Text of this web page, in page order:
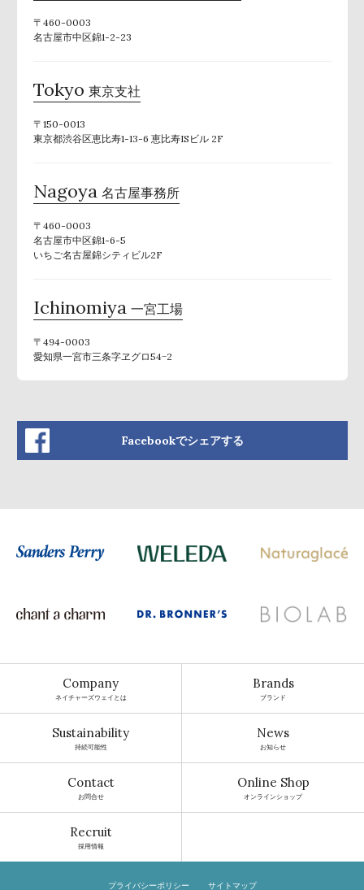
〒460-0003
名古屋市中区錦1-2-23
Tokyo 東京支社
〒150-0013
東京都渋谷区恵比寿1-13-6 恵比寿ISビル 2F
Nagoya 名古屋事務所
〒460-0003
名古屋市中区錦1-6-5
いちご名古屋錦シティビル2F
Ichinomiya 一宮工場
〒494-0003
愛知県一宮市三条字ヱグロ54−2
Facebookでシェアする
Company
ネイチャーズウェイとは
Brands
ブランド
Sustainability
持続可能性
News
お知らせ
Contact
お問合せ
Online Shop
オンラインショップ
Recruit
採用情報
プライバシーポリシー サイトマップ